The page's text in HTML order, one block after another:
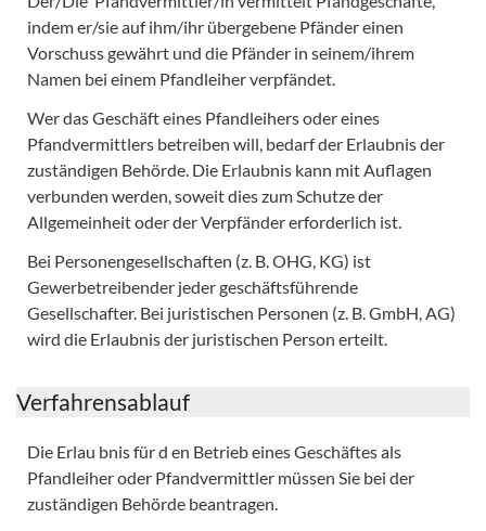
indem er/sie auf ihm/ihr übergebene Pfänder einen
Vorschuss gewährt und die Pfänder in seinem/ihrem
Namen bei einem Pfandleiher verpfändet.
Wer das Geschäft eines Pfandleihers oder eines
Pfandvermittlers betreiben will, bedarf der Erlaubnis der
zuständigen Behörde. Die Erlaubnis kann mit Auflagen
verbunden werden, soweit dies zum Schutze der
Allgemeinheit oder der Verpfänder erforderlich ist.
Bei Personengesellschaften (z. B. OHG, KG) ist
Gewerbetreibender jeder geschäftsführende
Gesellschafter. Bei juristischen Personen (z. B. GmbH, AG)
wird die Erlaubnis der juristischen Person erteilt.
Verfahrensablauf
Die Erlau bnis für d en Betrieb eines Geschäftes als
Pfandleiher oder Pfandvermittler müssen Sie bei der
zuständigen Behörde beantragen.